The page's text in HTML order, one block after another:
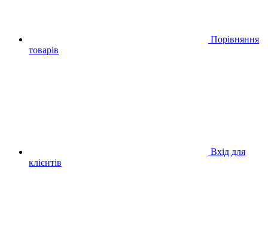
Порівняння
товарів
Вхід для
клієнтів